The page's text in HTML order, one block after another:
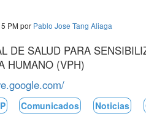
PM por Pablo Jose Tang Aliaga
DE SALUD PARA
HUMANO (VPH)
Comunicados Noticias